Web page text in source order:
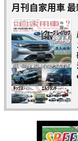
月刊自家用車